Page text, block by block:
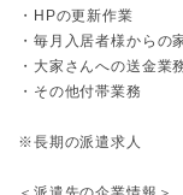
・HPの更新作業
・毎月入居者様からの
・大家さんへの送金業
・その他付帯業務
※長期の派遣求人